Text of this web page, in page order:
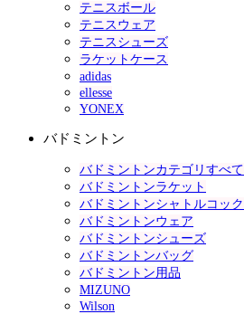
テニスボール
テニスウェア
テニスシューズ
ラケットケース
adidas
ellesse
YONEX
バドミントン
バドミントンカテゴリすべて
バドミントンラケット
バドミントンシャトルコック
バドミントンウェア
バドミントンシューズ
バドミントンバッグ
バドミントン用品
MIZUNO
Wilson